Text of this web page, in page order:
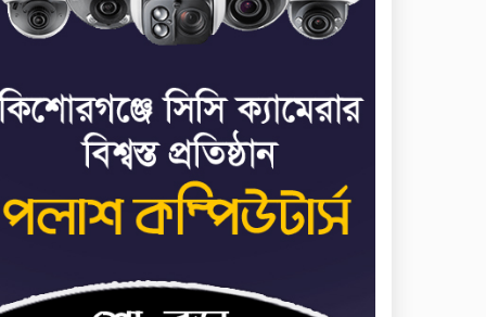
৭
ধর্ষণের অভিযোগে
কনটেন্ট ক্রিয়েটর রিপন
৮
যে ডকুমেন্টারিতে আবু
সাঈদের ছবি নেই, সেটা
কোনো ডকুমেন্টারি নয়:
ভারপ্রাপ্ত রাষ্ট্রপতি
৯
আমরা যদি বলি জুলাই
কার, জুলাই কার— জুলাই
স্বরাষ্ট্রমন্ত্রী